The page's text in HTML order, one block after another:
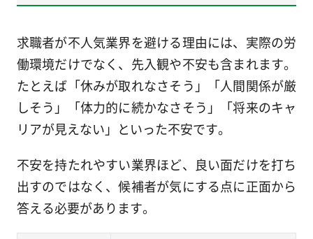
求職者が不人気業界を避ける理由には、実際の労
働環境だけでなく、先入観や不安も含まれます。
たとえば「休みが取れなさそう」「人間関係が厳
しそう」「体力的に続かなさそう」「将来のキャ
リアが見えない」といった不安です。
不安を持たれやすい業界ほど、良い面だけを打ち
出すのではなく、候補者が気にする点に正面から
答える必要があります。